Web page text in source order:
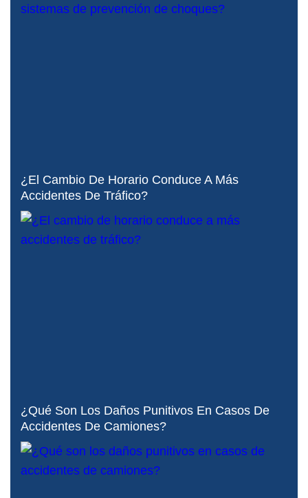
¿El Cambio De Horario Conduce A Más
Accidentes De Tráfico?
¿Qué Son Los Daños Punitivos En Casos De
Accidentes De Camiones?